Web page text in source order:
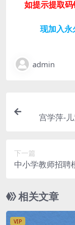
如提示提取
现加入
admin
宫学萍-
下一篇
中小学教师招聘
相关文章
VIP